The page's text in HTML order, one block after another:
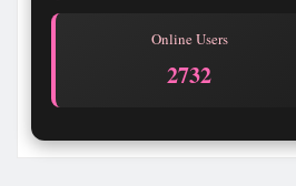
Online Users
2732